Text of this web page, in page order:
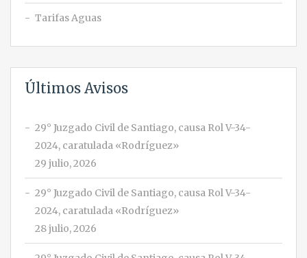
Tarifas Aguas
Últimos Avisos
29° Juzgado Civil de Santiago, causa Rol V-34-
2024, caratulada «Rodríguez»
29 julio, 2026
29° Juzgado Civil de Santiago, causa Rol V-34-
2024, caratulada «Rodríguez»
28 julio, 2026